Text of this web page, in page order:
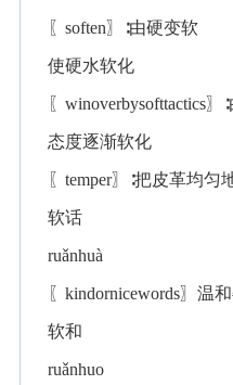
〖soften〗∶由硬变软
使硬水软化
〖winoverbysofttactics
态度逐渐软化
〖temper〗∶把皮革均
软话
ruǎnhuà
〖kindornicewords〗温
软和
ruǎnhuo